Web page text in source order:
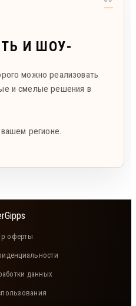
И ШОУ-
можно реализовать
и смелые решения в
регионе.
оферты
данных